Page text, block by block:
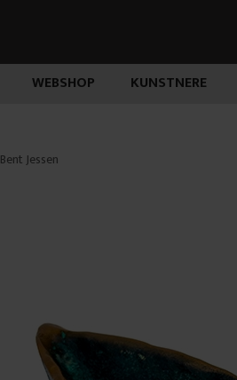
WEBSHOP KUNSTNERE
Bent Jessen